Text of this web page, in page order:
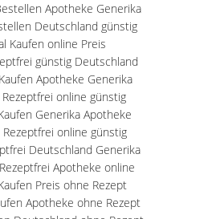
Apotheke Generika
Deutschland günstig
Kaufen online Preis
günstig Deutschland
Apotheke Generika
Rezeptfrei online günstig
Generika Apotheke
online günstig
Deutschland Generika
Apotheke online
Preis ohne Rezept
Apotheke ohne Rezept